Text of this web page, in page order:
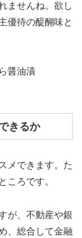
ませんね。欲し
優待の醍醐味と
醤油漬
きるか
メできます。た
ころです。
が、不動産や銀
、総合して金融